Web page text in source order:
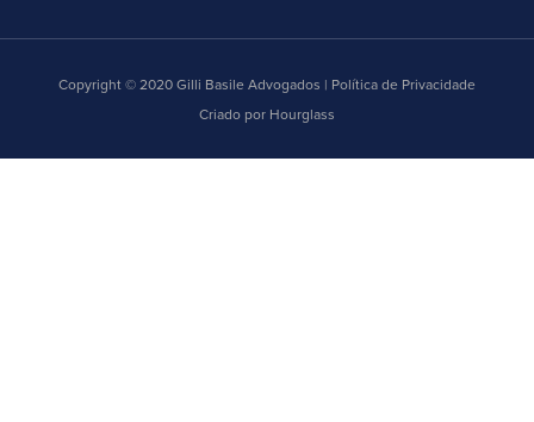
Copyright © 2020 Gilli Basile Advogados | Política de Privacidade
Criado por Hourglass